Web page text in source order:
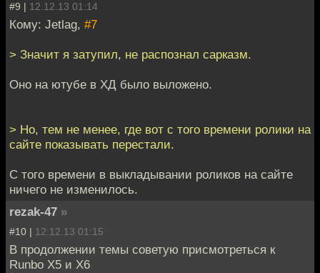
#9 | 12.12.13 01:14
Кому: Jetlag, #7
> Значит я затупил, не распознал сарказм.
Оно на ютубе в ХД было выложено.
> Но, тем не менее, где вот с того времени ролики на
сайте показывать перестали.
С того времени в выкладывании роликов на сайте
ничего не изменилось.
rezak-47 »
#10 | 12.12.13 01:15
В продолжении темы советую присмотреться к
Runbo X5 и X6